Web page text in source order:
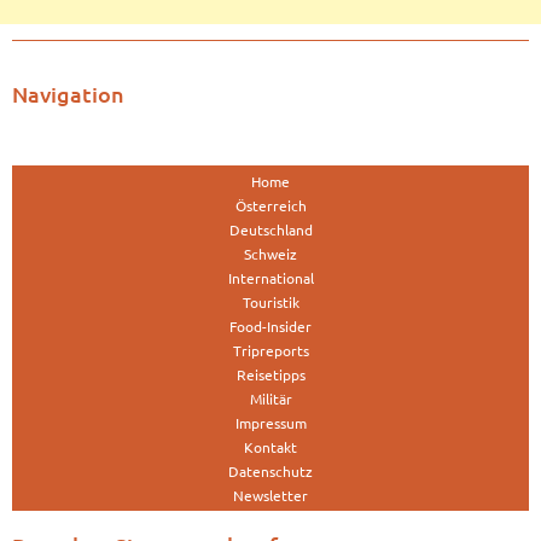
Navigation
Home
Österreich
Deutschland
Schweiz
International
Touristik
Food-Insider
Tripreports
Reisetipps
Militär
Impressum
Kontakt
Datenschutz
Newsletter